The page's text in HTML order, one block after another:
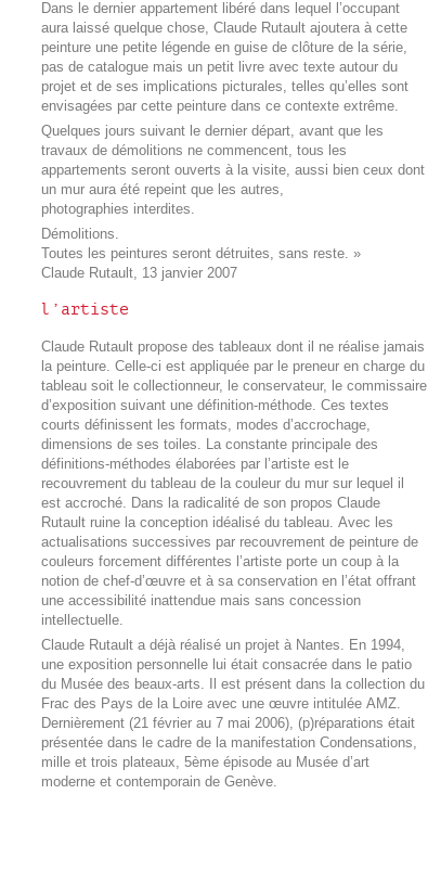
Dans le dernier appartement libéré dans lequel l’occupant
aura laissé quelque chose, Claude Rutault ajoutera à cette
peinture une petite légende en guise de clôture de la série,
pas de catalogue mais un petit livre avec texte autour du
projet et de ses implications picturales, telles qu’elles sont
envisagées par cette peinture dans ce contexte extrême.
Quelques jours suivant le dernier départ, avant que les
travaux de démolitions ne commencent, tous les
appartements seront ouverts à la visite, aussi bien ceux dont
un mur aura été repeint que les autres,
photographies interdites.
Démolitions.
Toutes les peintures seront détruites, sans reste. »
Claude Rutault, 13 janvier 2007
l’artiste
Claude Rutault propose des tableaux dont il ne réalise jamais
la peinture. Celle-ci est appliquée par le preneur en charge du
tableau soit le collectionneur, le conservateur, le commissaire
d’exposition suivant une définition-méthode. Ces textes
courts définissent les formats, modes d’accrochage,
dimensions de ses toiles. La constante principale des
définitions-méthodes élaborées par l’artiste est le
recouvrement du tableau de la couleur du mur sur lequel il
est accroché. Dans la radicalité de son propos Claude
Rutault ruine la conception idéalisé du tableau. Avec les
actualisations successives par recouvrement de peinture de
couleurs forcement différentes l’artiste porte un coup à la
notion de chef-d’œuvre et à sa conservation en l’état offrant
une accessibilité inattendue mais sans concession
intellectuelle.
Claude Rutault a déjà réalisé un projet à Nantes. En 1994,
une exposition personnelle lui était consacrée dans le patio
du Musée des beaux-arts. Il est présent dans la collection du
Frac des Pays de la Loire avec une œuvre intitulée AMZ.
Dernièrement (21 février au 7 mai 2006), (p)réparations était
présentée dans le cadre de la manifestation Condensations,
mille et trois plateaux, 5ème épisode au Musée d’art
moderne et contemporain de Genève.